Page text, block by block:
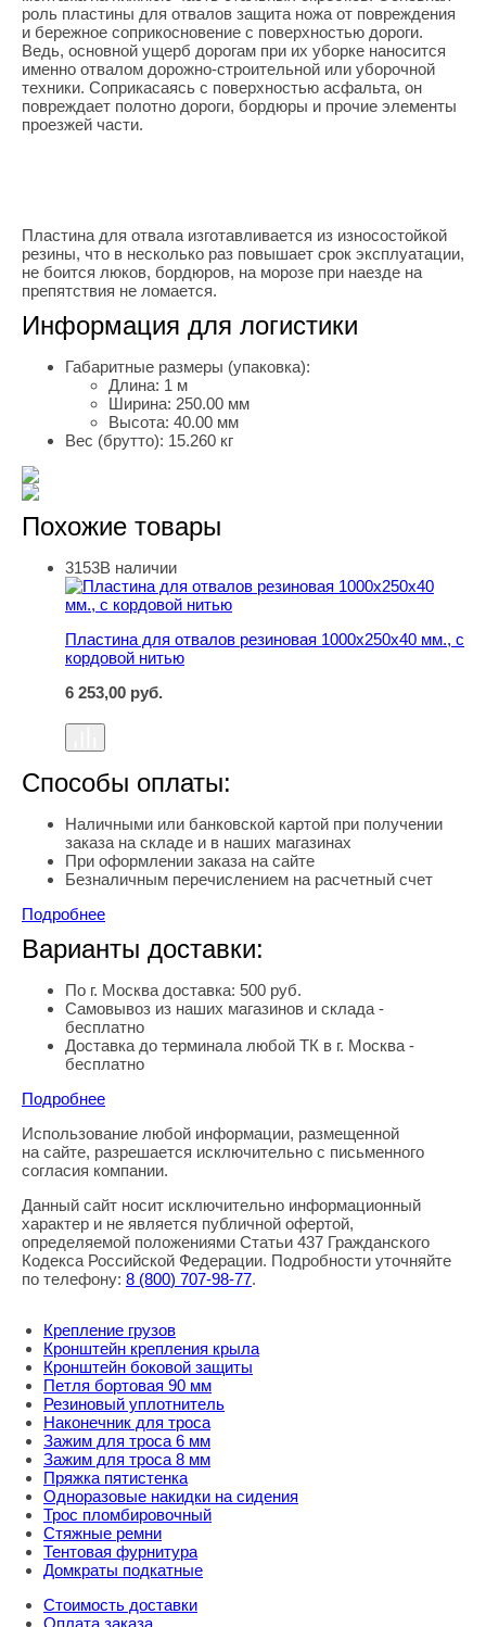
роль пластины для отвалов защита ножа от повреждения
и бережное соприкосновение с поверхностью дороги.
Ведь, основной ущерб дорогам при их уборке наносится
именно отвалом дорожно-строительной или уборочной
техники. Соприкасаясь с поверхностью асфальта, он
повреждает полотно дороги, бордюры и прочие элементы
проезжей части.
Пластина для отвала изготавливается из износостойкой
резины, что в несколько раз повышает срок эксплуатации,
не боится люков, бордюров, на морозе при наезде на
препятствия не ломается.
Информация для логистики
Габаритные размеры (упаковка):
Длина: 1 м
Ширина: 250.00 мм
Высота: 40.00 мм
Вес (брутто): 15.260 кг
Похожие товары
Пластина для отвалов резиновая 1000х250х40 мм., с
3153В наличии
Пластина для отвалов резиновая 1000х250х40 мм., с
кордовой нитью
6 253,00 руб.
Способы оплаты:
Наличными или банковской картой при получении
заказа на складе и в наших магазинах
При оформлении заказа на сайте
Безналичным перечислением на расчетный счет
Подробнее
Варианты доставки:
По г. Москва доставка: 500 руб.
Самовывоз из наших магазинов и склада -
бесплатно
Доставка до терминала любой ТК в г. Москва -
бесплатно
Подробнее
Правовая информация
Использование любой информации, размещенной
на сайте, разрешается исключительно с письменного
согласия компании.
Данный сайт носит исключительно информационный
характер и не является публичной офертой,
определяемой положениями Статьи 437 Гражданского
Кодекса Российской Федерации. Подробности уточняйте
по телефону: 8 (800) 707-98-77.
Крепление грузов
Кронштейн крепления крыла
Кронштейн боковой защиты
Петля бортовая 90 мм
Резиновый уплотнитель
Наконечник для троса
Зажим для троса 6 мм
Зажим для троса 8 мм
Пряжка пятистенка
Одноразовые накидки на сидения
Трос пломбировочный
Стяжные ремни
Тентовая фурнитура
Домкраты подкатные
Стоимость доставки